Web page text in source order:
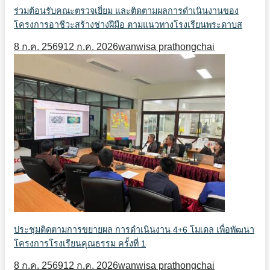
ร่วมต้อนรับคณะตรวจเยี่ยม และติดตามผลการดำเนินงานของ
โครงการอาชีวะสร้างช่างฝีมือ ตามแนวทางโรงเรียนพระดาบส
8 ก.ค. 256912 ก.ค. 2026wanwisa prathongchai
ประชุมติดตามการขยายผล การดำเนินงาน 4+6 โมเดล เพื่อพัฒนา
โครงการโรงเรียนคุณธรรม ครั้งที่ 1
8 ก.ค. 256912 ก.ค. 2026wanwisa prathongchai